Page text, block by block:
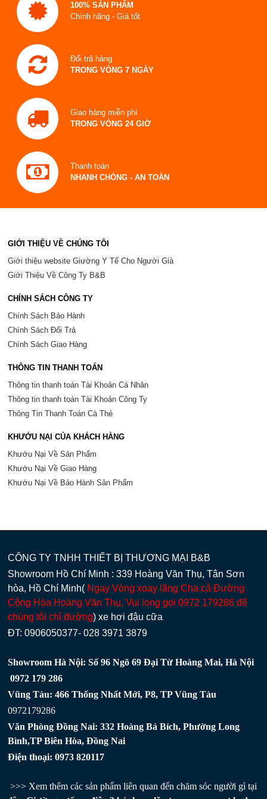
100% SẢN PHẨM
Chính hãng - Giá tốt
Đổi trả hàng
TRONG VÒNG 7 NGÀY
Giao hàng miễn phí
TRONG VÒNG 24 GIỜ
Thanh toán
NHANH CHÓNG - AN TOÀN
GIỚI THIỆU VỀ CHÚNG TÔI
Giới thiệu website Giường Y Tế Cho Người Già
Giới Thiệu Về Công Ty B&B
CHÍNH SÁCH CÔNG TY
Chính Sách Bảo Hành
Chính Sách Đổi Trả
Chính Sách Giao Hàng
THÔNG TIN THANH TOÁN
Thông tin thanh toán Tài Khoản Cá Nhân
Thông tin thanh toán Tài Khoản Công Ty
Thông Tin Thanh Toán Cà Thẻ
KHƯỚU NẠI CỦA KHÁCH HÀNG
Khướu Nại Về Sản Phẩm
Khướu Nại Về Giao Hàng
Khướu Nại Về Bảo Hành Sản Phẩm
CÔNG TY TNHH THIẾT BỊ THƯƠNG MẠI B&B
Showroom Hồ Chí Minh : 339 Hoàng Văn Thụ, Tân Sơn
hòa, Hồ Chí Minh( Ngay Vòng xoay lăng Cha cả Đường
Cộng Hòa Hoàng Văn Thụ, Vui long gọi 0972 179286 để
chúng tôi chỉ đường) xe hơi đậu cữa
ĐT: 0906050377- 028 3971 3879
Showroom Hà Nội: Số 96 Ngõ 69 Đại Từ Hoàng Mai, Hà Nội
0972 179 286
Vũng Tàu: 466 Thống Nhất Mới, P8, TP Vũng Tàu
0972179286
Văn Phòng Đồng Nai: 332 Hoàng Bá Bích, Phường Long
Bình,TP Biên Hòa, Đồng Nai
Điện thoại: 0973 820117
>>> Xem thêm các sản phẩm liên quan đến chăm sóc người gì tại